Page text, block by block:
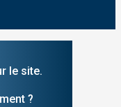
le site.
?